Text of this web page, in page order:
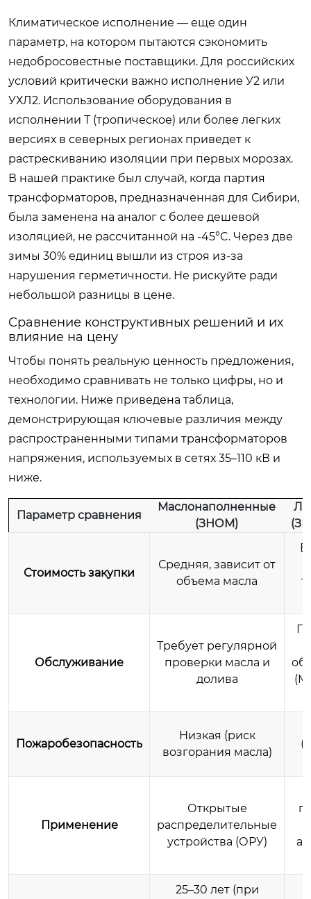
Климатическое исполнение — еще один
параметр, на котором пытаются сэкономить
недобросовестные поставщики. Для российских
условий критически важно исполнение У2 или
УХЛ2. Использование оборудования в
исполнении Т (тропическое) или более легких
версиях в северных регионах приведет к
растрескиванию изоляции при первых морозах.
В нашей практике был случай, когда партия
трансформаторов, предназначенная для Сибири,
была заменена на аналог с более дешевой
изоляцией, не рассчитанной на -45°C. Через две
зимы 30% единиц вышли из строя из-за
нарушения герметичности. Не рискуйте ради
небольшой разницы в цене.
Сравнение конструктивных решений и их
влияние на цену
Чтобы понять реальную ценность предложения,
необходимо сравнивать не только цифры, но и
технологии. Ниже приведена таблица,
демонстрирующая ключевые различия между
распространенными типами трансформаторов
напряжения, используемых в сетях 35–110 кВ и
ниже.
Параметр сравнения
Маслонаполненные
(ЗНОМ)
Стоимость закупки
Средняя, зависит от
объема масла
Обслуживание
Требует регулярной
проверки масла и
долива
Пожаробезопасность
Низкая (риск
возгорания масла)
Применение
Открытые
распределительные
устройства (ОРУ)
25–30 лет (при